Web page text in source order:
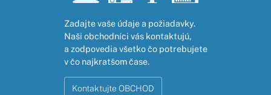
Zadajte vaše údaje a požiadavky.
Naši obchodníci vás kontaktujú,
a zodpovedia všetko čo potrebujete
v čo najkratšom čase.
Kontaktujte OBCHOD